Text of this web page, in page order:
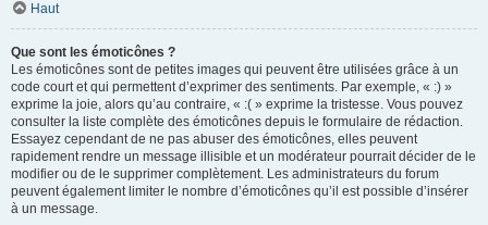
Haut
Que sont les émoticônes ?
Les émoticônes sont de petites images qui peuvent être utilisées grâce à un
code court et qui permettent d’exprimer des sentiments. Par exemple, « :) »
exprime la joie, alors qu’au contraire, « :( » exprime la tristesse. Vous pouvez
consulter la liste complète des émoticônes depuis le formulaire de rédaction.
Essayez cependant de ne pas abuser des émoticônes, elles peuvent
rapidement rendre un message illisible et un modérateur pourrait décider de le
modifier ou de le supprimer complètement. Les administrateurs du forum
peuvent également limiter le nombre d’émoticônes qu’il est possible d’insérer
à un message.